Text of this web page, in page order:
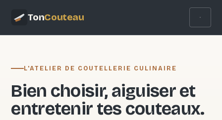
TonCouteau
L'ATELIER DE COUTELLERIE CULINAIRE
Bien choisir, aiguiser et
entretenir tes couteaux.